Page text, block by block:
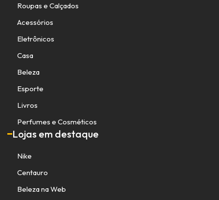
Roupas e Calçados
Acessórios
Eletrônicos
Casa
Beleza
Esporte
Livros
Perfumes e Cosméticos
Lojas em destaque
Nike
Centauro
Beleza na Web